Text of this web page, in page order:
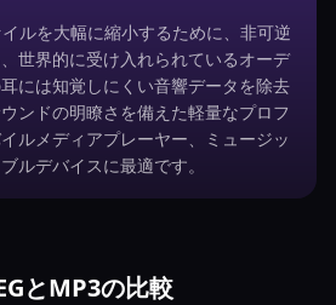
ルを大幅に縮小するために、非可逆
世界的に受け入れられているオーデ
には知覚しにくい音響データを除去
ンドの明瞭さを備えた軽量なプロフ
ルメディアプレーヤー、ミュージッ
ルデバイスに最適です。
とMP3の比較